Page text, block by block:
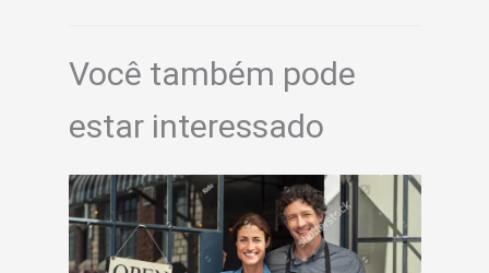
Você também pode
estar interessado